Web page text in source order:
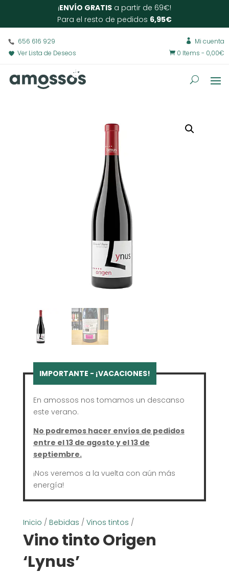
¡ENVÍO GRATIS a partir de 69€!
Para el resto de pedidos 6,95€
656 616 929
Ver Lista de Deseos
 Mi cuenta
 0 Items - 0,00€
En amossos nos tomamos un descanso
este verano.
No podremos hacer envíos de pedidos
entre el 13 de agosto y el 13 de
septiembre.
¡Nos veremos a la vuelta con aún más
energía!
Inicio / Bebidas / Vinos tintos /
Vino tinto Origen
‘Lynus’